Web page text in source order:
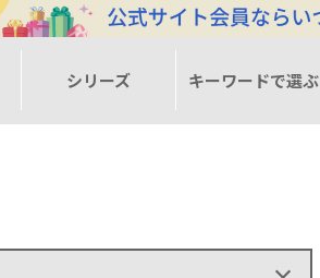
シリーズ キーワードで選ぶ